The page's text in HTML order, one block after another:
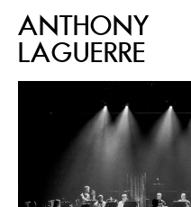
ANTHONY
LAGUERRE